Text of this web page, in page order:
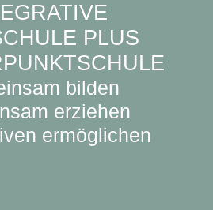
PLUS
bilden
erziehen
ermöglichen